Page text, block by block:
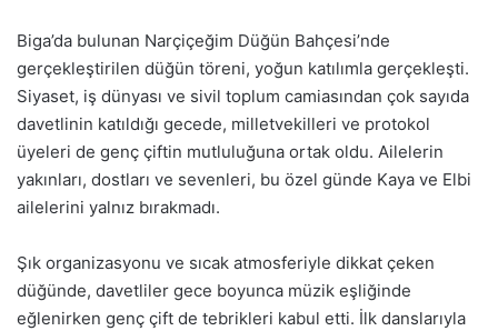
Biga’da bulunan Narçiçeğim Düğün Bahçesi’nde
gerçekleştirilen düğün töreni, yoğun katılımla gerçekleşti.
Siyaset, iş dünyası ve sivil toplum camiasından çok sayıda
davetlinin katıldığı gecede, milletvekilleri ve protokol
üyeleri de genç çiftin mutluluğuna ortak oldu. Ailelerin
yakınları, dostları ve sevenleri, bu özel günde Kaya ve Elbi
ailelerini yalnız bırakmadı.
Şık organizasyonu ve sıcak atmosferiyle dikkat çeken
düğünde, davetliler gece boyunca müzik eşliğinde
eğlenirken genç çift de tebrikleri kabul etti. İlk danslarıyla